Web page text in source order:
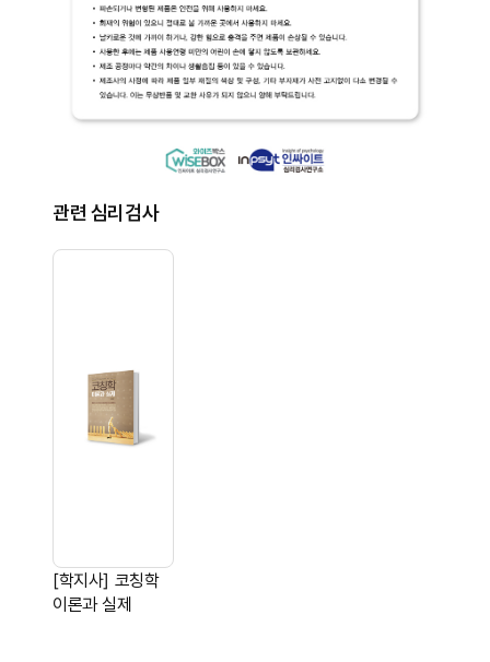
관련 심리검사
상품이미지
[학지사] 코칭학
이론과 실제